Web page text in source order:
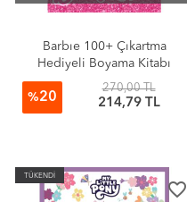
Barbıe 100+ Çıkartma
Hediyeli Boyama Kitabı
%20
270,00 TL
214,79 TL
TÜKENDİ
favorite_border